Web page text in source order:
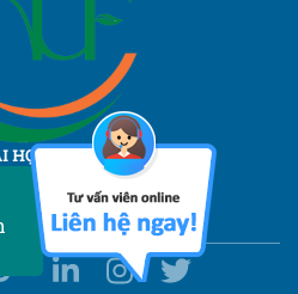
HỌC LÂM NGHIỆP
University of Forestry